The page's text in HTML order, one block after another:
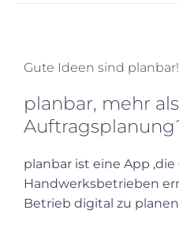
Gute Ideen sind planbar!
planbar, mehr
planbar ist eine App ,die
Handwerksbetrieben
Betrieb digital zu